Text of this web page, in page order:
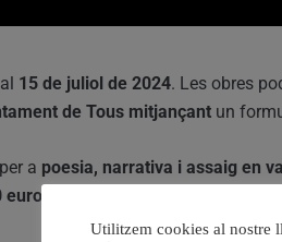
15 de juliol de 2024. Les obres
de Tous mitjançant un
a poesia, narrativa i assaig en
Utilitzem cookies al nostre